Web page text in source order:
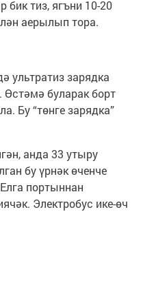
бик тиз, ягъни 10-20
аерылып тора.
ультратиз зарядка
Өстәмә буларак борт
Бу “төнге зарядка”
анда 33 утыру
бу үрнәк өченче
портыннан
Электробус ике-өч